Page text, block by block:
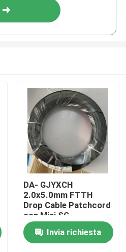
DA- GJYXCH
2.0x5.0mm FTTH
Drop Cable Patchcord
con Mini SC
connettore
impermeabile e
connettore a tubo
Invia richiesta